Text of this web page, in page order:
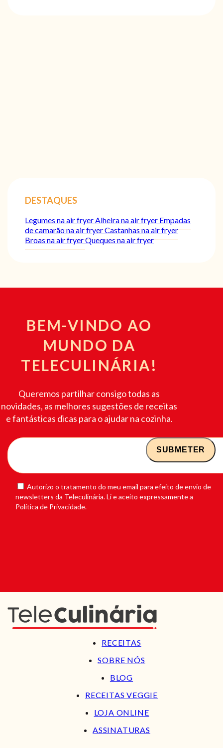
DESTAQUES
Legumes na air fryer Alheira na air fryer Empadas
de camarão na air fryerCastanhas na air fryer
Broas na air fryerQueques na air fryer
BEM-VINDO AO
MUNDO DA
TELECULINÁRIA!
Queremos partilhar consigo todas as
novidades, as melhores sugestões de receitas
e fantásticas dicas para o ajudar na cozinha.
Autorizo o tratamento do meu email para efeito de envio de
newsletters da Teleculinária. Li e aceito expressamente a
Política de Privacidade.
RECEITAS
SOBRE NÓS
BLOG
RECEITAS VEGGIE
LOJA ONLINE
ASSINATURAS